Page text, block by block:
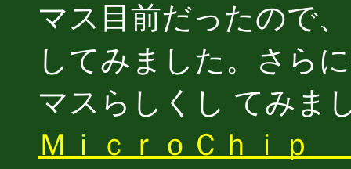
マス目前だったので
してみました。さら
マスらしくし てみま
ＭｉｃｒｏＣｈｉｐ